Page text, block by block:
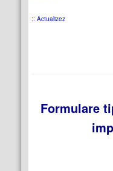
:: Actualizez
Formulare